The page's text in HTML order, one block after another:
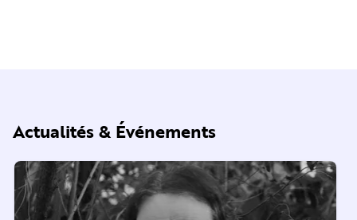
Actualités & Événements